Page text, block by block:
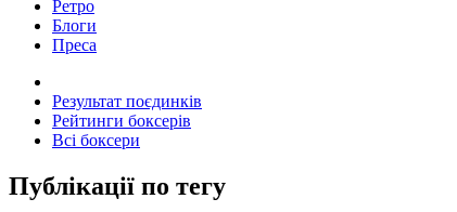
Ретро
Блоги
Преса
Результат поєдинків
Рейтинги боксерів
Всі боксери
Публікації по тегу